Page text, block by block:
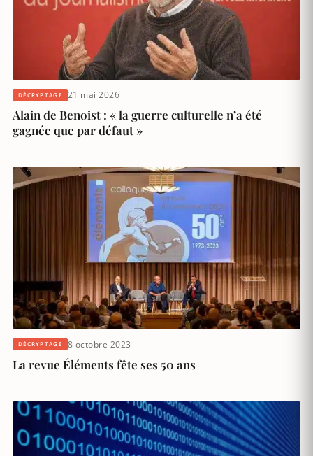
DÉCRYPTAGE 21 mai 2026
Alain de Benoist : « la guerre culturelle n’a été
gagnée que par défaut »
DÉCRYPTAGE 8 octobre 2023
La revue Éléments fête ses 50 ans